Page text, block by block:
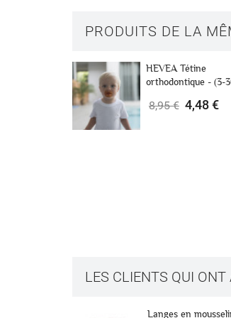
PRODUITS DE LA
HEVEA Tétine
orthodontique - (3-
8,95 € 4,48 €
LES CLIENTS QUI
Goupillon soie/